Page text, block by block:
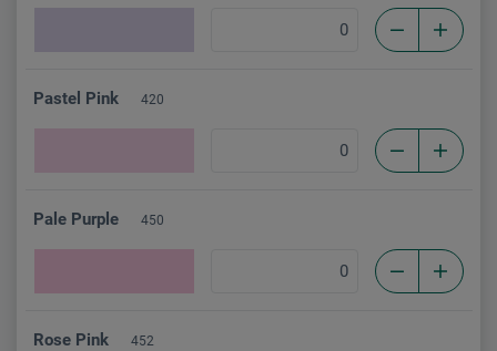
Pastel Pink 420
Pale Purple 450
Rose Pink 452